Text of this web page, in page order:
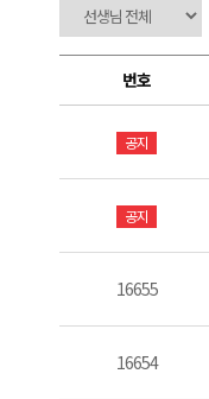
번호
공지
공지
16655
16654